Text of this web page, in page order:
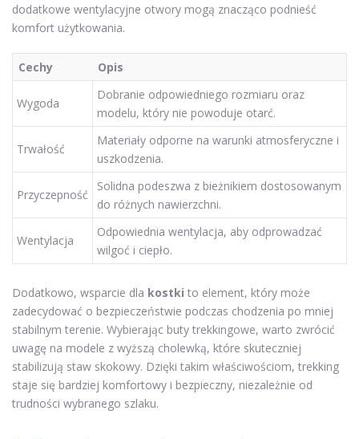
dodatkowe wentylacyjne otwory mogą znacząco podnieść
komfort użytkowania.
Cechy Opis
Wygoda
Dobranie odpowiedniego rozmiaru oraz
modelu, który nie powoduje otarć.
Trwałość
Materiały odporne na warunki atmosferyczne i
uszkodzenia.
Przyczepność
Solidna podeszwa z bieżnikiem dostosowanym
do różnych nawierzchni.
Wentylacja
Odpowiednia wentylacja, aby odprowadzać
wilgoć i ciepło.
Dodatkowo, wsparcie dla kostki to element, który może
zadecydować o bezpieczeństwie podczas chodzenia po mniej
stabilnym terenie. Wybierając buty trekkingowe, warto zwrócić
uwagę na modele z wyższą cholewką, które skuteczniej
stabilizują staw skokowy. Dzięki takim właściwościom, trekking
staje się bardziej komfortowy i bezpieczny, niezależnie od
trudności wybranego szlaku.